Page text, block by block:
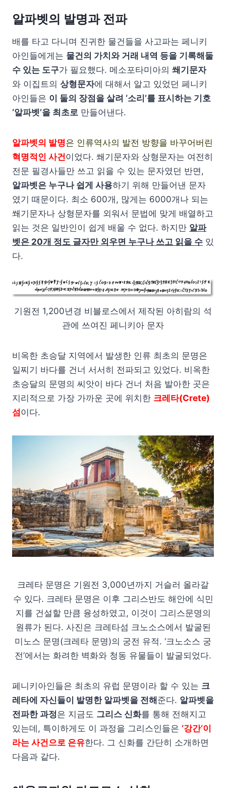
알파벳의 발명과 전파
배를 타고 다니며 진귀한 물건들을 사고파는 페니키
아인들에게는 물건의 가치와 거래 내역 등을 기록해둘
수 있는 도구가 필요했다. 메소포타미아의 쐐기문자
와 이집트의 상형문자에 대해서 알고 있었던 페니키
아인들은 이 둘의 장점을 살려 ‘소리’를 표시하는 기호
‘알파벳’을 최초로 만들어낸다.
알파벳의 발명은 인류역사의 발전 방향을 바꾸어버린
혁명적인 사건이었다. 쐐기문자와 상형문자는 여전히
전문 필경사들만 쓰고 읽을 수 있는 문자였던 반면,
알파벳은 누구나 쉽게 사용하기 위해 만들어낸 문자
였기 때문이다. 최소 600개, 많게는 6000개나 되는
쐐기문자나 상형문자를 외워서 문법에 맞게 배열하고
읽는 것은 일반인이 쉽게 배울 수 없다. 하지만 알파
벳은 20개 정도 글자만 외우면 누구나 쓰고 읽을 수 있
다.
기원전 1,200년경 비블로스에서 제작된 아히람의 석
관에 쓰여진 페니키아 문자
비옥한 초승달 지역에서 발생한 인류 최초의 문명은
일찌기 바다를 건너 서서히 전파되고 있었다. 비옥한
초승달의 문명의 씨앗이 바다 건너 처음 발아한 곳은
지리적으로 가장 가까운 곳에 위치한 크레타(Crete)
섬이다.
크레타 문명은 기원전 3,000년까지 거슬러 올라갈
수 있다. 크레타 문명은 이후 그리스반도 해안에 식민
지를 건설할 만큼 융성하였고, 이것이 그리스문명의
원류가 된다. 사진은 크레타섬 크노소스에서 발굴된
미노스 문명(크레타 문명)의 궁전 유적. ‘크노소스 궁
전’에서는 화려한 벽화와 청동 유물들이 발굴되었다.
페니키아인들은 최초의 유럽 문명이라 할 수 있는 크
레타에 자신들이 발명한 알파벳을 전해 준다. 알파벳을
전파한 과정은 지금도 그리스 신화를 통해 전해지고
있는데, 특이하게도 이 과정을 그리스인들은 ‘강간’이
라는 사건으로 은유한다. 그 신화를 간단히 소개하면
다음과 같다.